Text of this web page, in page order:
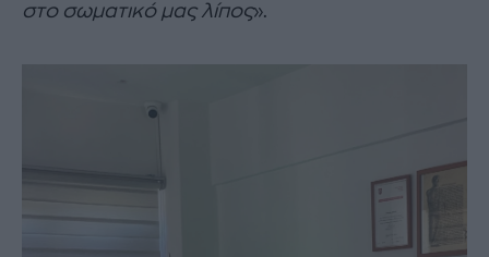
στο σωματικό μας λίπος».